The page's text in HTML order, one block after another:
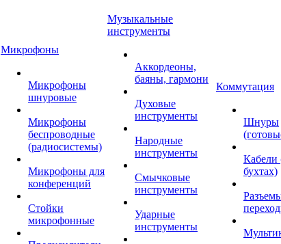
Микрофоны
Микрофоны
шнуровые
Микрофоны
беспроводные
(радиосистемы)
Микрофоны для
конференций
Стойки
микрофонные
Музыкальные
инструменты
Аккордеоны,
баяны, гармони
Духовые
инструменты
Народные
инструменты
Смычковые
инструменты
Ударные
инструменты
Коммутация
Шнуры
Кабели
бухтах)